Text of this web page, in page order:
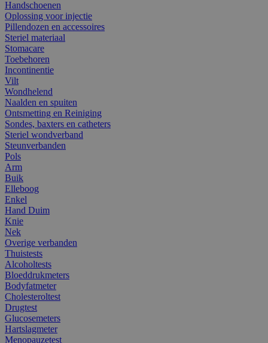
Handschoenen
Oplossing voor injectie
Pillendozen en accessoires
Steriel materiaal
Stomacare
Toebehoren
Incontinentie
Vilt
Wondhelend
Naalden en spuiten
Ontsmetting en Reiniging
Sondes, baxters en catheters
Steriel wondverband
Steunverbanden
Pols
Arm
Buik
Elleboog
Enkel
Hand Duim
Knie
Nek
Overige verbanden
Thuistests
Alcoholtests
Bloeddrukmeters
Bodyfatmeter
Cholesteroltest
Drugtest
Glucosemeters
Hartslagmeter
Menopauzetest